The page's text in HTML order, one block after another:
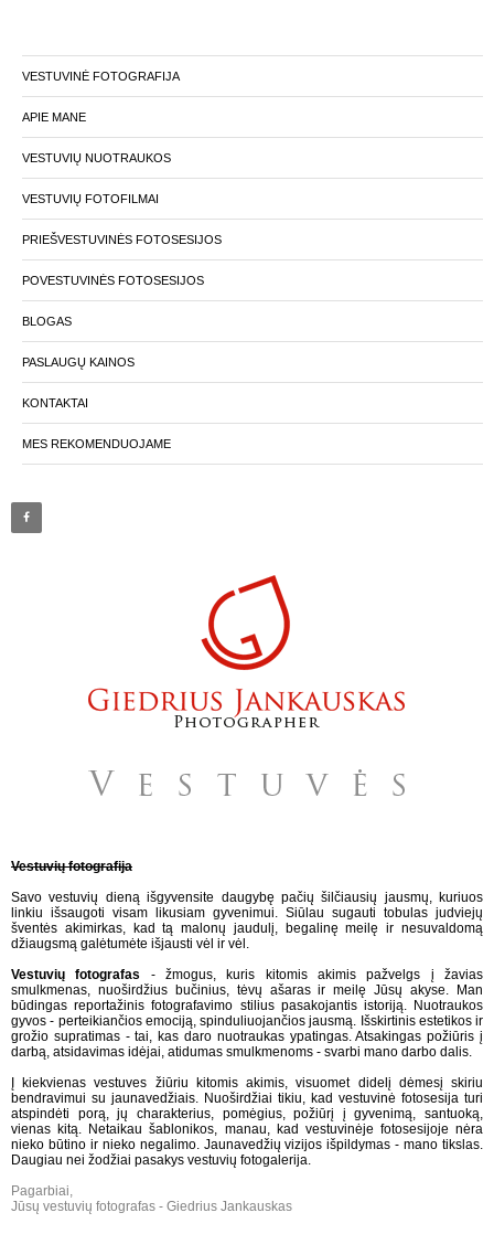
VESTUVINĖ FOTOGRAFIJA
APIE MANE
VESTUVIŲ NUOTRAUKOS
VESTUVIŲ FOTOFILMAI
PRIEŠVESTUVINĖS FOTOSESIJOS
POVESTUVINĖS FOTOSESIJOS
BLOGAS
PASLAUGŲ KAINOS
KONTAKTAI
MES REKOMENDUOJAME
Vestuvių fotografija
Savo vestuvių dieną išgyvensite daugybę pačių šilčiausių jausmų, kuriuos
linkiu išsaugoti visam likusiam gyvenimui. Siūlau sugauti tobulas judviejų
šventės akimirkas, kad tą malonų jaudulį, begalinę meilę ir nesuvaldomą
džiaugsmą galėtumėte išjausti vėl ir vėl.
Vestuvių fotografas - žmogus, kuris kitomis akimis pažvelgs į žavias
smulkmenas, nuoširdžius bučinius, tėvų ašaras ir meilę Jūsų akyse. Man
būdingas reportažinis fotografavimo stilius pasakojantis istoriją. Nuotraukos
gyvos - perteikiančios emociją, spinduliuojančios jausmą. Išskirtinis estetikos ir
grožio supratimas - tai, kas daro nuotraukas ypatingas. Atsakingas požiūris į
darbą, atsidavimas idėjai, atidumas smulkmenoms - svarbi mano darbo dalis.
Į kiekvienas vestuves žiūriu kitomis akimis, visuomet didelį dėmesį skiriu
bendravimui su jaunavedžiais. Nuoširdžiai tikiu, kad vestuvinė fotosesija turi
atspindėti porą, jų charakterius, pomėgius, požiūrį į gyvenimą, santuoką,
vienas kitą. Netaikau šablonikos, manau, kad vestuvinėje fotosesijoje nėra
nieko būtino ir nieko negalimo. Jaunavedžių vizijos išpildymas - mano tikslas.
Daugiau nei žodžiai pasakys vestuvių fotogalerija.
Pagarbiai,
Jūsų vestuvių fotografas - Giedrius Jankauskas